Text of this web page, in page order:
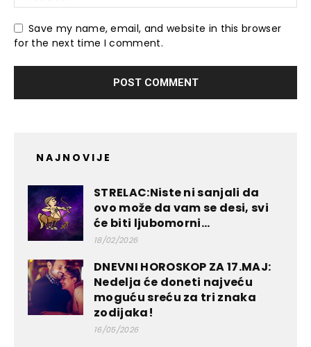
Save my name, email, and website in this browser
for the next time I comment.
NAJNOVIJE
STRELAC:Niste ni sanjali da
ovo može da vam se desi, svi
će biti ljubomorni...
18/02/2026
DNEVNI HOROSKOP ZA 17.MAJ:
Nedelja će doneti najveću
moguću sreću za tri znaka
zodijaka!
16/05/2026